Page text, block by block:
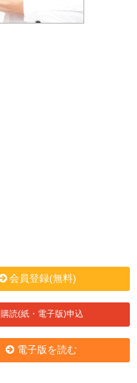
会員登録(無料)
購読(紙・電子版)申込
電子版を読む